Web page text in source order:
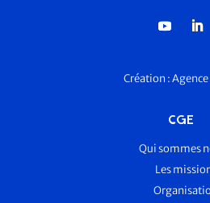
Création :
CGE
Qui sommes
Les